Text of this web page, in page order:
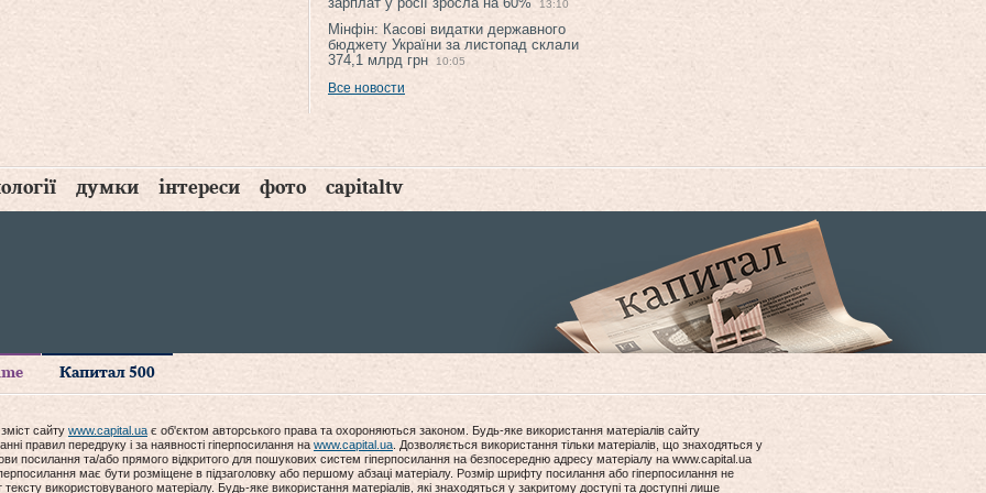
13:10
Мінфін: Касові видатки державного
бюджету України за листопад склали
374,1 млрд грн
10:05
Все новости
думки інтереси фото capitaltv
Капитал 500
сайту www.capital.ua є об'єктом авторського права та охороняються законом. Будь-яке використання матеріалів сайту
правил передруку і за наявності гіперпосилання на www.capital.ua . Дозволяється використання тільки матеріалів, що знаходяться у
посилання та/або прямого відкритого для пошукових систем гіперпосилання на безпосередню адресу матеріалу на www.capital.ua
має бути розміщене в підзаголовку або першому абзаці матеріалу. Розмір шрифту посилання або гіперпосилання не
використовуваного матеріалу. Будь-яке використання матеріалів, які знаходяться у закритому доступі та доступні лише